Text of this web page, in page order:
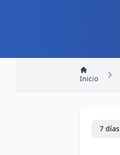
Inicio
7 días